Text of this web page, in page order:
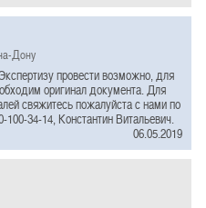
Дону
провести возможно, для
оригинал документа. Для
свяжитесь пожалуйста с нами по
100-34-14, Константин Витальевич.
06.05.2019